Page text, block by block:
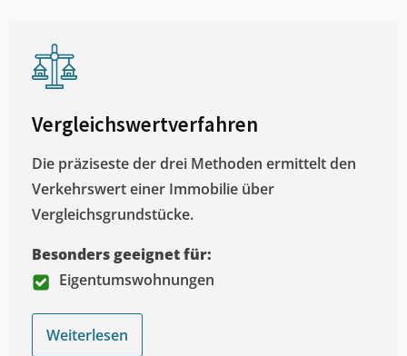
Vergleichswertverfahren
Die präziseste der drei Methoden ermittelt den
Verkehrswert einer Immobilie über
Vergleichsgrundstücke.
Besonders geeignet für:
Eigentumswohnungen
Weiterlesen